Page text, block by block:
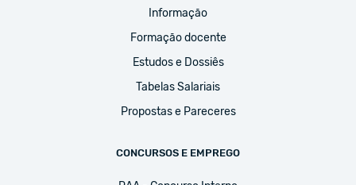
Informação
Formação docente
Estudos e Dossiês
Tabelas Salariais
Propostas e Pareceres
CONCURSOS E EMPREGO